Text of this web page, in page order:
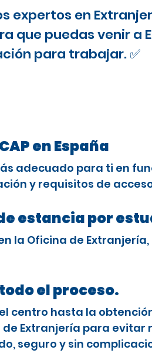
expertos en
que puedas venir a
para trabajar. ✅
en España
adecuado para ti en
y requisitos de
estancia por
la Oficina de
el proceso.
centro hasta la
Extranjería para
seguro y sin